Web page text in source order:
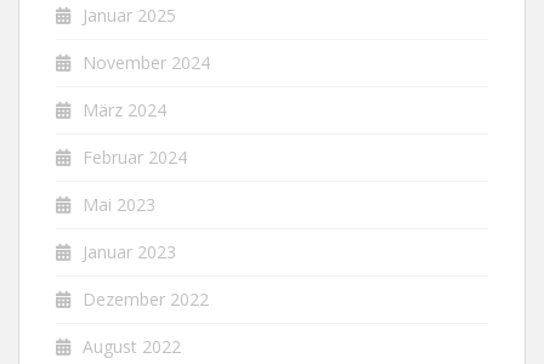
Januar 2025
November 2024
März 2024
Februar 2024
Mai 2023
Januar 2023
Dezember 2022
August 2022